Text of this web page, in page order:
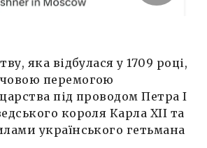
яка відбулася у 1709 році,
перемогою
під проводом Петра І
короля Карла XII та
українського гетьмана